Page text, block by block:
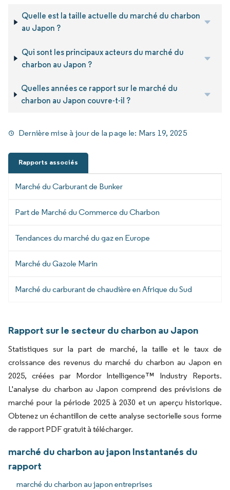
Quelle est la taille actuelle du marché du charbon
au Japon ?
Qui sont les principaux acteurs du marché du
charbon au Japon ?
Quelles années ce rapport sur le marché du
charbon au Japon couvre-t-il ?
Dernière mise à jour de la page le: Mars 19, 2025
Rapports associés
Marché du Carburant de Bunker
Part de Marché du Commerce du Charbon
Tendances du marché du gaz en Europe
Marché du Gazole Marin
Marché du carburant de chaudière en Afrique du Sud
Rapport sur le secteur du charbon au Japon
Statistiques sur la part de marché, la taille et le taux de
croissance des revenus du marché du charbon au Japon en
2025, créées par Mordor Intelligence™ Industry Reports.
L'analyse du charbon au Japon comprend des prévisions de
marché pour la période 2025 à 2030 et un aperçu historique.
Obtenez un échantillon de cette analyse sectorielle sous forme
de rapport PDF gratuit à télécharger.
marché du charbon au japon Instantanés du
rapport
marché du charbon au japon entreprises